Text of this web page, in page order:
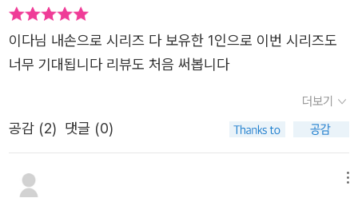
이다님 내손으로 시리즈 다 보유한 1인으로 이번 시리즈도
너무 기대됩니다 리뷰도 처음 써봅니다
더보기
공감 (2) 댓글 (0)